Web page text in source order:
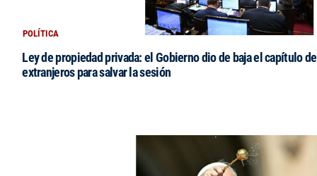
POLÍTICA
Ley de propiedad privada: el Gobierno dio de baja el capítulo
extranjeros para salvar la sesión